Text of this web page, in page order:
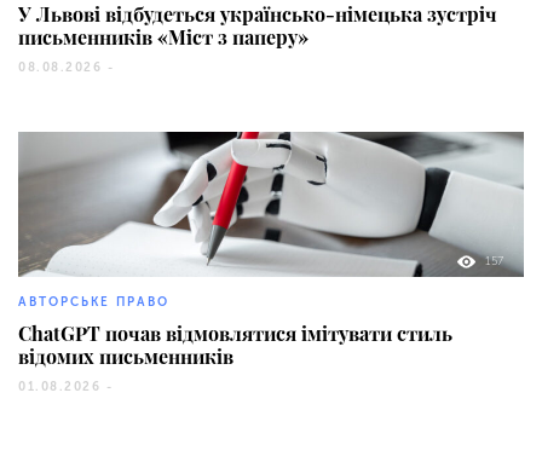
У Львові відбудеться українсько-німецька зустріч
письменників «Міст з паперу»
08.08.2026 -
157
АВТОРСЬКЕ ПРАВО
ChatGPT почав відмовлятися імітувати стиль
відомих письменників
01.08.2026 -